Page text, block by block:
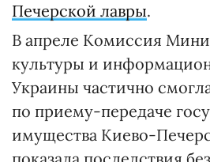
Печерской лавры.
В апреле Комиссия
культуры и
Украины частично
по приему-передаче
имущества Киево-